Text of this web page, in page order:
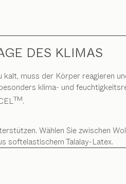
DES KLIMAS
muss der Körper reagieren
klima- und
TM.
Wählen Sie zwischen
softelastischem Talalay-Latex.